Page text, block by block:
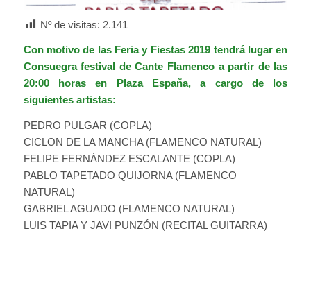
Nº de visitas: 2.141
Con motivo de las Feria y Fiestas 2019 tendrá lugar en
Consuegra festival de Cante Flamenco a partir de las
20:00 horas en Plaza España, a cargo de los
siguientes artistas:
PEDRO PULGAR (COPLA)
CICLON DE LA MANCHA (FLAMENCO NATURAL)
FELIPE FERNÁNDEZ ESCALANTE (COPLA)
PABLO TAPETADO QUIJORNA (FLAMENCO
NATURAL)
GABRIEL AGUADO (FLAMENCO NATURAL)
LUIS TAPIA Y JAVI PUNZÓN (RECITAL GUITARRA)